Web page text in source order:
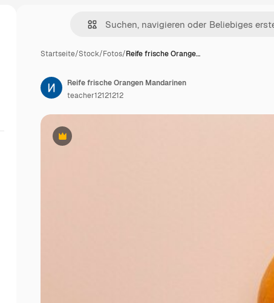
Startseite/Stock/Fotos/Reife frische Orange…
Premium
Reife frische Orangen Mandarinen
teacher12121212